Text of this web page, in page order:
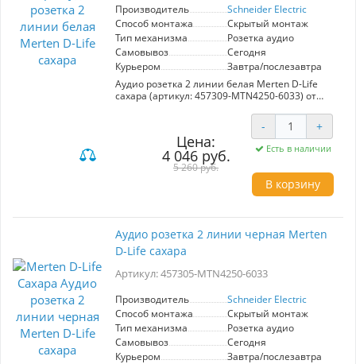
идеальной акустической среды, не жертвуя
стилем и эстетикой вашего пространства.
Производитель
Schneider Electric
Способ монтажа
Скрытый монтаж
Тип механизма
Розетка аудио
Самовывоз
Сегодня
Курьером
Завтра/послезавтра
Аудио розетка 2 линии белая Merten D-Life
сахара (артикул: 457309-MTN4250-6033) от
организации аудио-систем в вашем доме или
офисе. Эта розетка, выполненная в стильном
цвете сахара, гармонично впишется в любой
интерьер, благодаря современному дизайну и
высококачественным материалам.
Разработанная для подключения
аудиооборудования, она поддерживает два
стабильное соединение. Простота установки и
выбором для как профессиональных, так и
домашних аудиосистем. Выбирая данную
функциональность и долговечность от
удовлетворение ваших потребностей в аудио.
Цена:
4 046 руб.
5 260 руб.
- +
Есть в наличии
В корзину
Аудио розетка 2 линии черная Merten
D-Life сахара
Артикул: 457305-MTN4250-6033
Производитель
Schneider Electric
Способ монтажа
Скрытый монтаж
Тип механизма
Розетка аудио
Самовывоз
Сегодня
Курьером
Завтра/послезавтра